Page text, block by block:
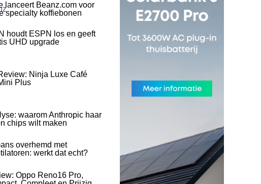
lanceert Beanz.com voor
specialty koffiebonen
houdt ESPN los en geeft
UHD upgrade
Ninja Luxe Café
Plus
waarom Anthropic haar
chips wilt maken
overhemd met
werkt dat echt?
Oppo Reno16 Pro,